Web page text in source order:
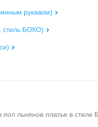
рукавом)
БОХО)
пол льняное платье в стиле